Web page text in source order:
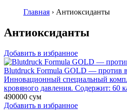
Главная › Антиоксиданты
Антиоксиданты
Добавить в избранное
Blutdruck Formula GOLD — против
Инновационный специальный
кровяного давления. Содержит: 60
490000 сум
Добавить в избранное